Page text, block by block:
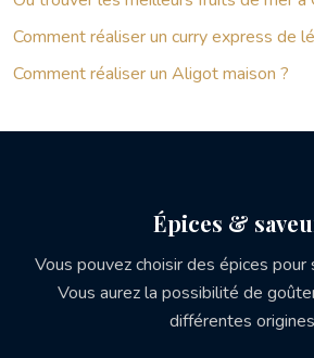
Comment réaliser un curry express de
Comment réaliser un Aligot maison ?
Épices &
Vous pouvez choisir des épices
Vous aurez la possibilité de
différentes